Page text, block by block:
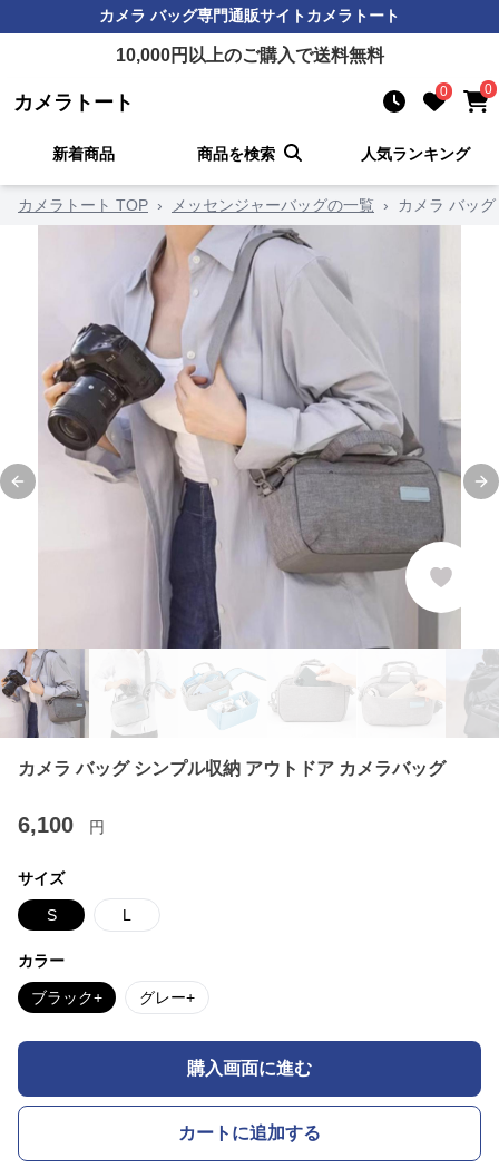
カメラ バッグ専門通販サイトカメラトート
10,000円以上のご購入で送料無料
カメラトート 0 0
新着商品 商品を検索 人気ランキング
カメラトート TOP › メッセンジャーバッグの一覧 › カメラ バッ
Previous slide
カメラ バッグ シンプル収納 アウトドア カメラバッグ
6,100 円
サイズ
S L
カラー
ブラック+ グレー+
購入画面に進む
カートに追加する